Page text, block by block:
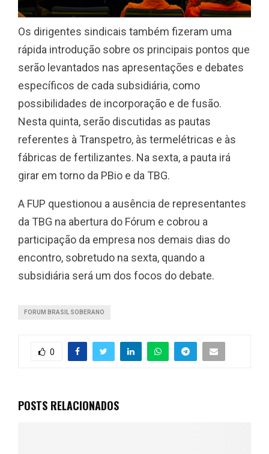
Os dirigentes sindicais também fizeram uma
rápida introdução sobre os principais pontos que
serão levantados nas apresentações e debates
específicos de cada subsidiária, como
possibilidades de incorporação e de fusão.
Nesta quinta, serão discutidas as pautas
referentes à Transpetro, às termelétricas e às
fábricas de fertilizantes. Na sexta, a pauta irá
girar em torno da PBio e da TBG.
A FUP questionou a ausência de representantes
da TBG na abertura do Fórum e cobrou a
participação da empresa nos demais dias do
encontro, sobretudo na sexta, quando a
subsidiária será um dos focos do debate.
FORUM BRASIL SOBERANO
0
POSTS RELACIONADOS